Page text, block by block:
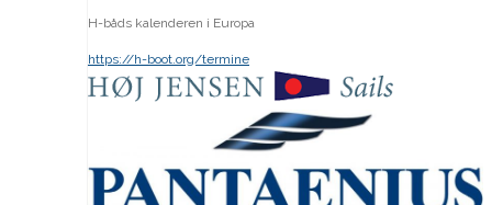
H-båds kalenderen i Europa
https://h-boot.org/termine